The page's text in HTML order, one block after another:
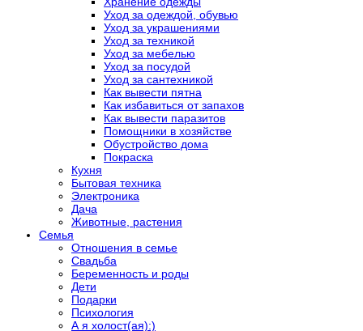
Уход за одеждой, обувью
Уход за украшениями
Уход за техникой
Уход за мебелью
Уход за посудой
Уход за сантехникой
Как вывести пятна
Как избавиться от запахов
Как вывести паразитов
Помощники в хозяйстве
Обустройство дома
Покраска
Кухня
Бытовая техника
Электроника
Дача
Животные, растения
Семья
Отношения в семье
Свадьба
Беременность и роды
Дети
Подарки
Психология
А я холост(ая):)